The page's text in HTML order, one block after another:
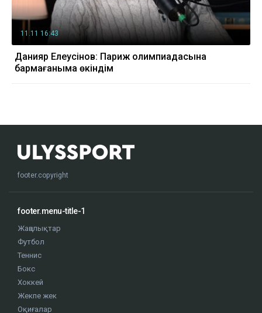
11.11 16:43
Данияр Елеусінов: Париж олимпиадасына
бармағаныма өкіндім
footer.copyright
footer.menu-title-1
Жаңалықтар
Футбол
Теннис
Бокс
Хоккей
Жекпе жек
Оқиғалар